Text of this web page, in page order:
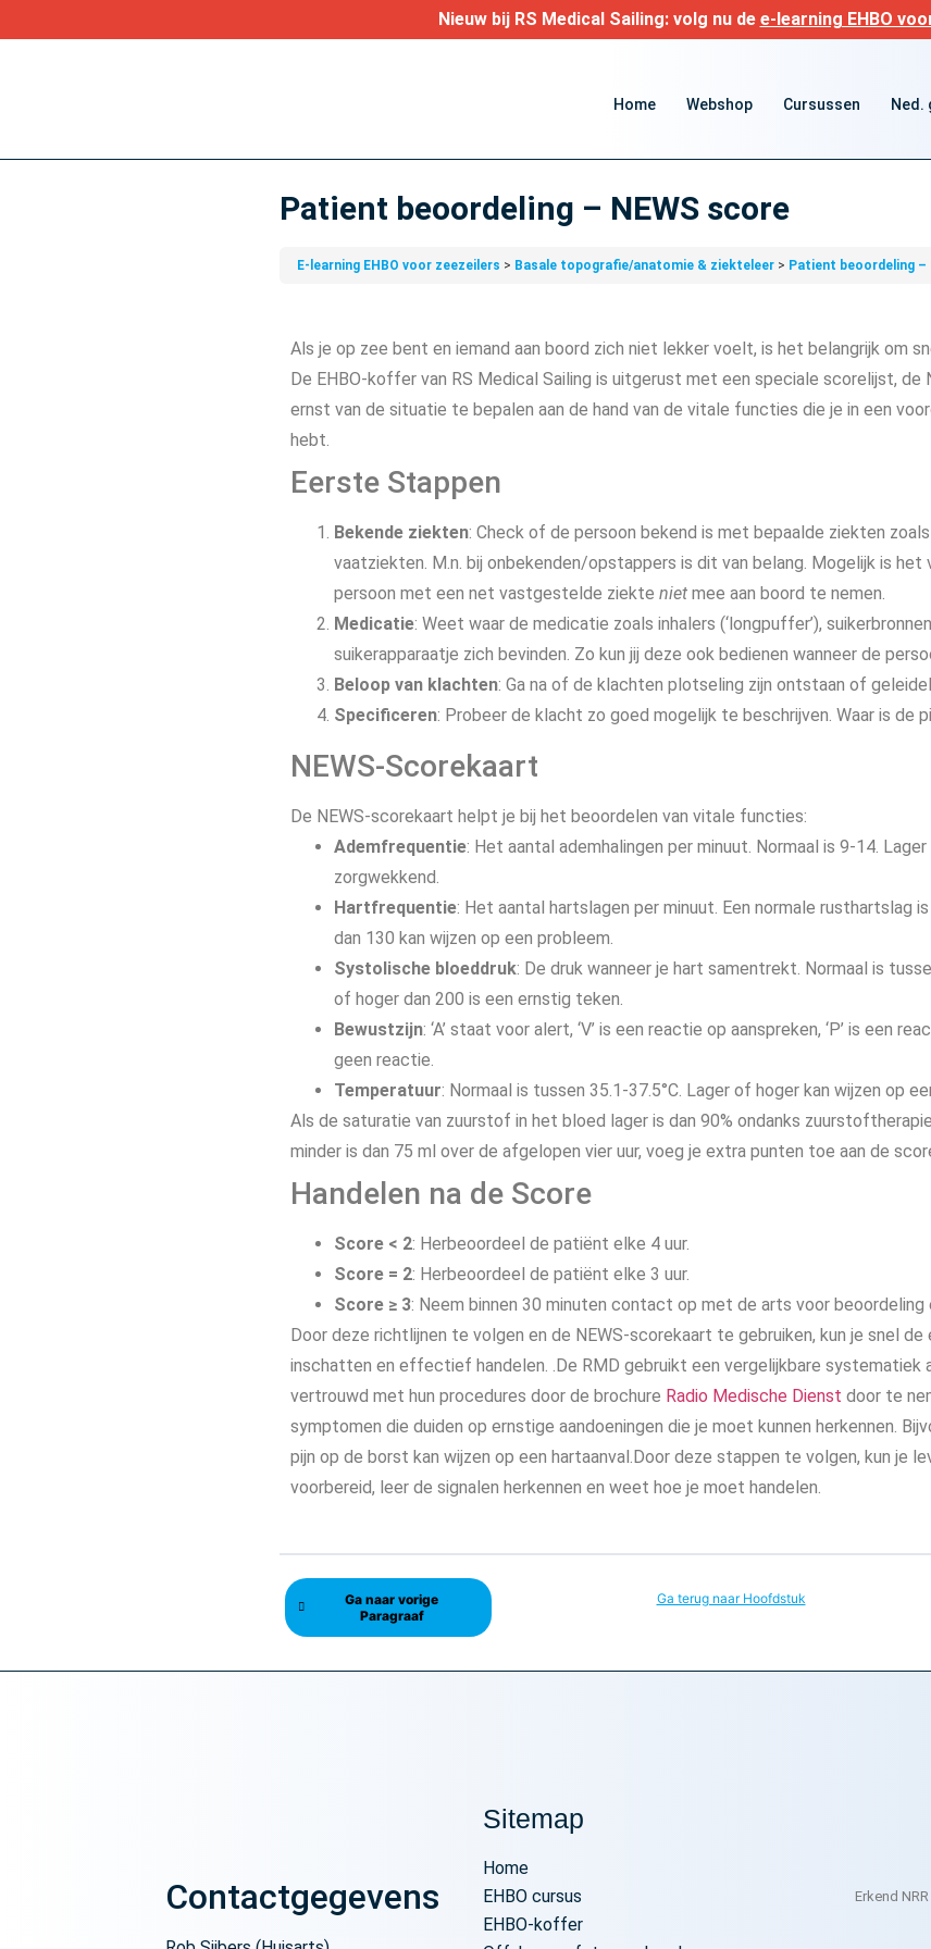
Nieuw bij RS Medical Sailing: volg nu de e-learning EHBO
Home Webshop Cursussen Ned.
Patient beoordeling – NEWS score
E-learning EHBO voor zeezeilers Basale topografie/anatomie & ziekteleer Patient beoordeling –
Als je op zee bent en iemand aan boord zich niet lekker voelt, is het belangrijk om
De EHBO-koffer van RS Medical Sailing is uitgerust met een speciale scorelijst, de
ernst van de situatie te bepalen aan de hand van de vitale functies die je in een
hebt.
Eerste Stappen
Bekende ziekten: Check of de persoon bekend is met bepaalde ziekten
vaatziekten. M.n. bij onbekenden/opstappers is dit van belang. Mogelijk is het
persoon met een net vastgestelde ziekte niet mee aan boord te nemen.
Medicatie: Weet waar de medicatie zoals inhalers (‘longpuffer’),
suikerapparaatje zich bevinden. Zo kun jij deze ook bedienen wanneer de
Beloop van klachten: Ga na of de klachten plotseling zijn ontstaan of
Specificeren: Probeer de klacht zo goed mogelijk te beschrijven. Waar is de
NEWS-Scorekaart
De NEWS-scorekaart helpt je bij het beoordelen van vitale functies:
Ademfrequentie: Het aantal ademhalingen per minuut. Normaal is 9-14.
zorgwekkend.
Hartfrequentie: Het aantal hartslagen per minuut. Een normale rusthartslag
dan 130 kan wijzen op een probleem.
Systolische bloeddruk: De druk wanneer je hart samentrekt. Normaal is
of hoger dan 200 is een ernstig teken.
Bewustzijn: ‘A’ staat voor alert, ‘V’ is een reactie op aanspreken, ‘P’ is een
geen reactie.
Temperatuur: Normaal is tussen 35.1-37.5°C. Lager of hoger kan wijzen op
Als de saturatie van zuurstof in het bloed lager is dan 90% ondanks
minder is dan 75 ml over de afgelopen vier uur, voeg je extra punten toe aan de
Handelen na de Score
Score < 2: Herbeoordeel de patiënt elke 4 uur.
Score = 2: Herbeoordeel de patiënt elke 3 uur.
Score ≥ 3: Neem binnen 30 minuten contact op met de arts voor beoordeling
Door deze richtlijnen te volgen en de NEWS-scorekaart te gebruiken, kun je snel
inschatten en effectief handelen. .De RMD gebruikt een vergelijkbare systematiek
vertrouwd met hun procedures door de brochure Radio Medische Dienst door te
symptomen die duiden op ernstige aandoeningen die je moet kunnen herkennen.
pijn op de borst kan wijzen op een hartaanval.Door deze stappen te volgen, kun je
voorbereid, leer de signalen herkennen en weet hoe je moet handelen.
Ga naar vorige
Paragraaf
Ga terug naar Hoofdstuk
Contactgegevens
Sitemap
Home
EHBO cursus
EHBO-koffer
Erkend